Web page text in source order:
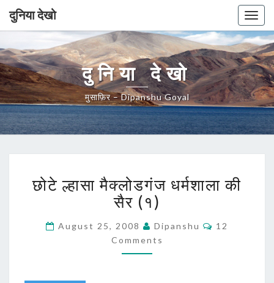
दुनिया देखो
दुनिया देखो
मुसाफ़िर – Dipanshu Goyal
ल्हासा
मैक्लोडगंज
धर्मशाला
की
सैर
(१)
छोटे ल्हासा मैक्लोडगंज धर्मशाला की
सैर (१)
August 25, 2008 Dipanshu Comments
12
Comments